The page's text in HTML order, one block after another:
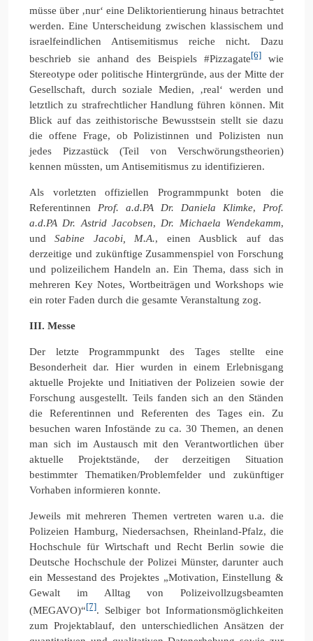
müsse über ‚nur‘ eine Deliktorientierung hinaus betrachtet
werden. Eine Unterscheidung zwischen klassischem und
israelfeindlichen Antisemitismus reiche nicht. Dazu
beschrieb sie anhand des Beispiels #Pizzagate[6] wie
Stereotype oder politische Hintergründe, aus der Mitte der
Gesellschaft, durch soziale Medien, ‚real‘ werden und
letztlich zu strafrechtlicher Handlung führen können. Mit
Blick auf das zeithistorische Bewusstsein stellt sie dazu
die offene Frage, ob Polizistinnen und Polizisten nun
jedes Pizzastück (Teil von Verschwörungstheorien)
kennen müssten, um Antisemitismus zu identifizieren.
Als vorletzten offiziellen Programmpunkt boten die
Referentinnen Prof. a.d.PA Dr. Daniela Klimke, Prof.
a.d.PA Dr. Astrid Jacobsen, Dr. Michaela Wendekamm,
undSabine Jacobi, M.A., einen Ausblick auf das
derzeitige und zukünftige Zusammenspiel von Forschung
und polizeilichem Handeln an. Ein Thema, dass sich in
mehreren Key Notes, Wortbeiträgen und Workshops wie
ein roter Faden durch die gesamte Veranstaltung zog.
III. Messe
Der letzte Programmpunkt des Tages stellte eine
Besonderheit dar. Hier wurden in einem Erlebnisgang
aktuelle Projekte und Initiativen der Polizeien sowie der
Forschung ausgestellt. Teils fanden sich an den Ständen
die Referentinnen und Referenten des Tages ein. Zu
besuchen waren Infostände zu ca. 30 Themen, an denen
man sich im Austausch mit den Verantwortlichen über
aktuelle Projektstände, der derzeitigen Situation
bestimmter Thematiken/Problemfelder und zukünftiger
Vorhaben informieren konnte.
Jeweils mit mehreren Themen vertreten waren u.a. die
Polizeien Hamburg, Niedersachsen, Rheinland-Pfalz, die
Hochschule für Wirtschaft und Recht Berlin sowie die
Deutsche Hochschule der Polizei Münster, darunter auch
ein Messestand des Projektes „Motivation, Einstellung &
Gewalt im Alltag von Polizeivollzugsbeamten
(MEGAVO)“[7]. Selbiger bot Informationsmöglichkeiten
zum Projektablauf, den unterschiedlichen Ansätzen der